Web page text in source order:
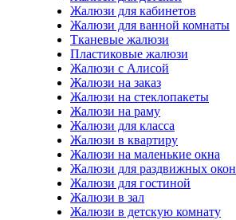
Жалюзи для кабинетов
Жалюзи для ванной комнаты
Тканевые жалюзи
Пластиковые жалюзи
Жалюзи с Алисой
Жалюзи на заказ
Жалюзи на стеклопакеты
Жалюзи на раму
Жалюзи для класса
Жалюзи в квартиру
Жалюзи на маленькие окна
Жалюзи для раздвижных окон
Жалюзи для гостиной
Жалюзи в зал
Жалюзи в детскую комнату